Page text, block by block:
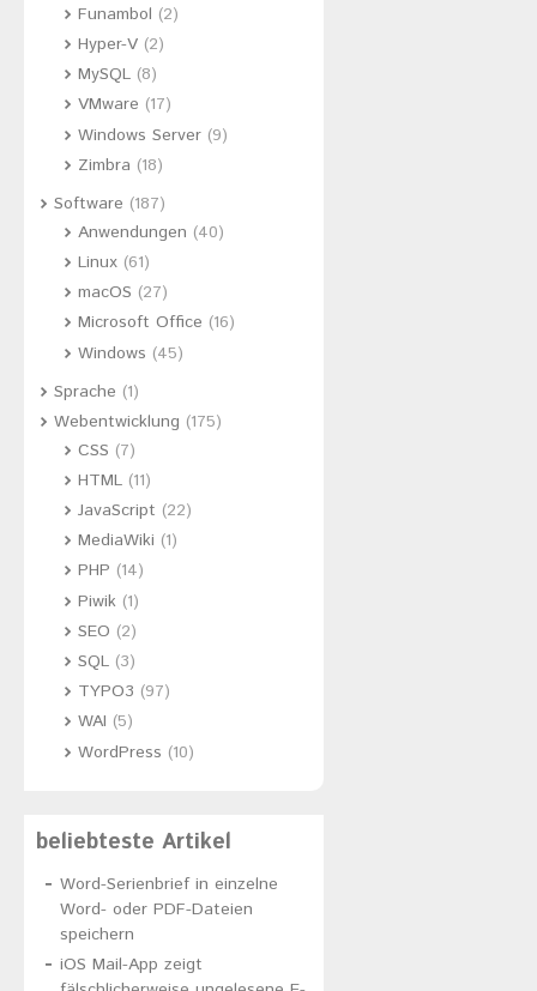
Funambol (2)
Hyper-V(2)
MySQL(8)
VMware (17)
Windows Server(9)
Zimbra (18)
Software (187)
Anwendungen (40)
Linux(61)
macOS (27)
Microsoft Office (16)
Windows (45)
Sprache (1)
Webentwicklung (175)
CSS (7)
HTML(11)
JavaScript (22)
MediaWiki (1)
PHP (14)
Piwik(1)
SEO (2)
SQL(3)
TYPO3 (97)
WAI (5)
WordPress (10)
beliebteste Artikel
Word-Serienbrief in einzelne
Word- oder PDF-Dateien
speichern
iOS Mail-App zeigt